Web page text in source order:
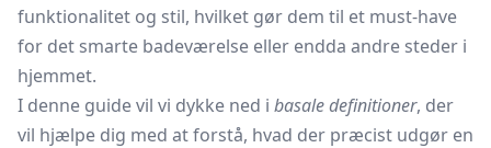
funktionalitet og stil, hvilket gør dem til et must-have
for det smarte badeværelse eller endda andre steder i
hjemmet.
I denne guide vil vi dykke ned i basale definitioner, der
vil hjælpe dig med at forstå, hvad der præcist udgør en